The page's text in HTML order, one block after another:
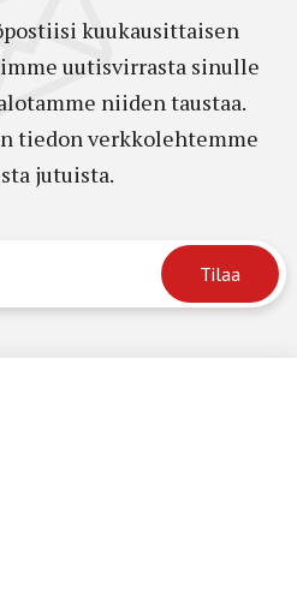
kuukausittaisen
uutisvirrasta sinulle
niiden taustaa.
tiedon verkkolehtemme
jutuista.